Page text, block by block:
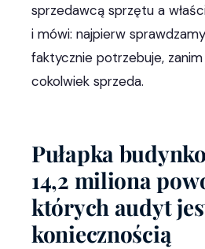
sprzedawcą sprzętu a
i mówi: najpierw
faktycznie potrzebuje,
cokolwiek sprzeda.
Pułapka
14,2 miliona
których audyt
koniecznością